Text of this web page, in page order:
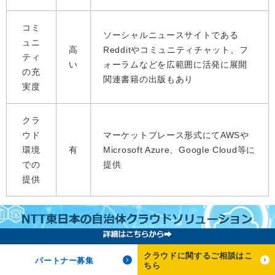
コミ
ュニ
ティ
の充
実度
高
い
ソーシャルニュースサイトである
Redditやコミュニティチャット、フ
ォーラムなどを広範囲に活発に展開
関連書籍の出版もあり
クラ
ウド
環境
での
提供
有
マーケットプレース形式にてAWSや
Microsoft Azure、Google Cloud等に
提供
AlmaLinux
パートナー募集
クラウドに関するご相談はこ
ちら